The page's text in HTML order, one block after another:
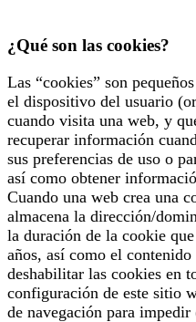
¿Qué son las cookies?
Las “cookies” son
el dispositivo del usuario
cuando visita una web, y
recuperar información
sus preferencias de uso o
así como obtener
Cuando una web crea una
almacena la dirección/
la duración de la cookie
años, así como el
deshabilitar las cookies en
configuración de este sitio
de navegación para